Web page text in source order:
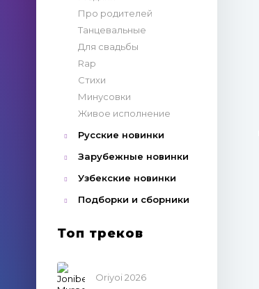
Про родителей
Танцевальные
Для свадьбы
Rap
Стихи
Минусовки
Живое исполнение
Русские новинки
Зарубежные новинки
Узбекские новинки
Подборки и сборники
Топ треков
Oriyoi 2026